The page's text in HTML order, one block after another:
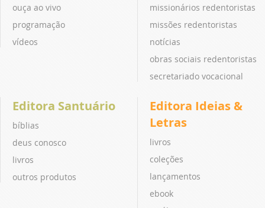
ouça ao vivo
programação
vídeos
missionários redentoristas
missões redentoristas
notícias
obras sociais redentoristas
secretariado vocacional
Editora Santuário
bíblias
deus conosco
livros
outros produtos
Editora Ideias &
Letras
livros
coleções
lançamentos
ebook